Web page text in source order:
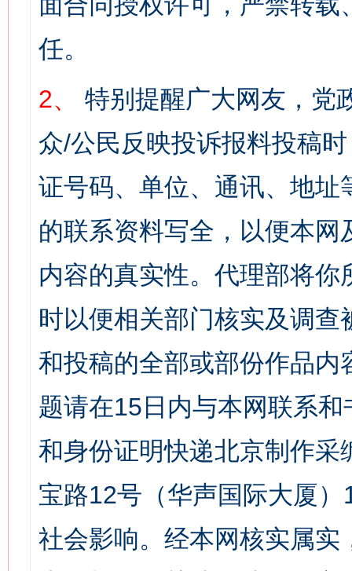
任。
2、
特别提醒广大网友，党
众/公民反映投诉报料投稿
证号码、单位、通讯、地
的联系资料写全，以便本
内容的真实性。代理部将
时以便相关部门核实及调
和投稿的全部或部份作品
题请在15日内与本网联系
和身份证明快递北京制作
宝路12号（华声国际大厦
社会影响。经本网核实属